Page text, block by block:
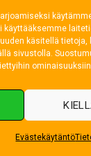
käsitellä
sivustolla.
Evästekäytäntö